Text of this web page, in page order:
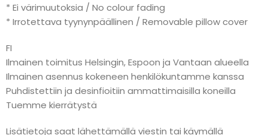
* Ei värimuutoksia / No colour fading
* Irrotettava tyynynpäällinen / Removable pillow cover
FI
Ilmainen toimitus Helsingin, Espoon ja Vantaan alueella
Ilmainen asennus kokeneen henkilökuntamme kanssa
Puhdistettiin ja desinfioitiin ammattimaisilla koneilla
Tuemme kierrätystä
Lisätietoja saat lähettämällä viestin tai käymällä